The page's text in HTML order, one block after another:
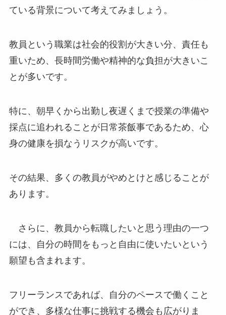
ている背景について考えてみましょう。
教員という職業は社会的役割が大きい分、責任も
重いため、長時間労働や精神的な負担が大きいこ
とが多いです。
特に、朝早くから出勤し夜遅くまで授業の準備や
採点に追われることが日常茶飯事であるため、心
身の健康を損なうリスクが高いです。
その結果、多くの教員がやめとけと感じることが
あります。
さらに、教員から転職したいと思う理由の一つ
には、自分の時間をもっと自由に使いたいという
願望も含まれます。
フリーランスであれば、自分のペースで働くこと
ができ、多様な仕事に挑戦する機会も広がりま